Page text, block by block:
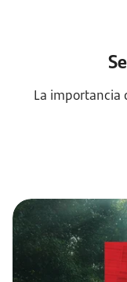
La importancia